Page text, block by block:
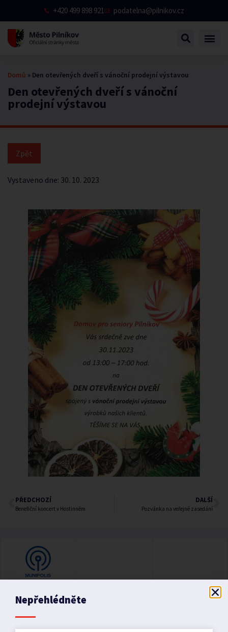
+420 499 898 921 podatelna@pilnikov.cz
Den otevřených dveří s vánoční
prodejní výstavou
Domů » Den otevřených dveří s vánoční prodejní výstavou
Vystaveno dne: 30. 10. 2023
PŘEDCHOZÍ
Benefiční koncert v Hostinném
DALŠÍ
Pozvánka na veřejné zasedání
Nepřehlédněte